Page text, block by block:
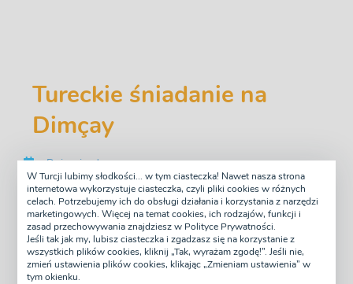
Tureckie śniadanie na
Dimçay
Dni wyjazdu
Wtorek
Sobota
Typ wycieczki
Półdniowe
Przewodnik
Polski
W Turcji lubimy słodkości... w tym ciasteczka! Nawet nasza strona
internetowa wykorzystuje ciasteczka, czyli pliki cookies w różnych
celach. Potrzebujemy ich do obsługi działania i korzystania z narzędzi
marketingowych. Więcej na temat cookies, ich rodzajów, funkcji i
zasad przechowywania znajdziesz w Polityce Prywatności.
Jeśli tak jak my, lubisz ciasteczka i zgadzasz się na korzystanie z
wszystkich plików cookies, kliknij „Tak, wyrażam zgodę!”. Jeśli nie,
zmień ustawienia plików cookies, klikając „Zmieniam ustawienia” w
tym okienku.